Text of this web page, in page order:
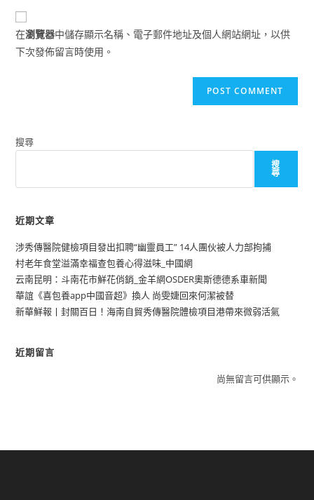
comment
website
URL
(optional)
在瀏覽器中儲存顯示名稱、電子郵件地址及個人網站網址，以供
下次發佈留言時使用。
搜尋
搜
尋
近期文章
涉秀傳醫院健檢項目發出扣聘“幽靈員工” 14人團伙被人力部拘捕
村老年食堂溢滿幸福查包養心得滋味_中國網
云南昆明：斗南花市鮮花俏銷_金羊網OSDER奧斯德德系車新聞
華誼《喜包養app中國音超》換人 尚雯婕回來何潔被替
新華鮮報丨封關百日！海南自貿秀傳醫院體檢項目港帶來微弱活氣
近期留言
尚無留言可供顯示。